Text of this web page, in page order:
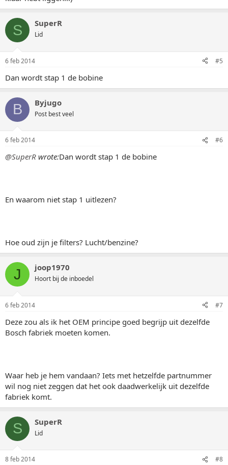
S SuperR
Lid
6 feb 2014 #5
Dan wordt stap 1 de bobine
B Byjugo
Post best veel
6 feb 2014 #6
@SuperR wrote:Dan wordt stap 1 de bobine
En waarom niet stap 1 uitlezen?
Hoe oud zijn je filters? Lucht/benzine?
J joop1970
Hoort bij de inboedel
6 feb 2014 #7
Deze zou als ik het OEM principe goed begrijp uit dezelfde
Bosch fabriek moeten komen.
Waar heb je hem vandaan? Iets met hetzelfde partnummer
wil nog niet zeggen dat het ook daadwerkelijk uit dezelfde
fabriek komt.
S SuperR
Lid
8 feb 2014 #8